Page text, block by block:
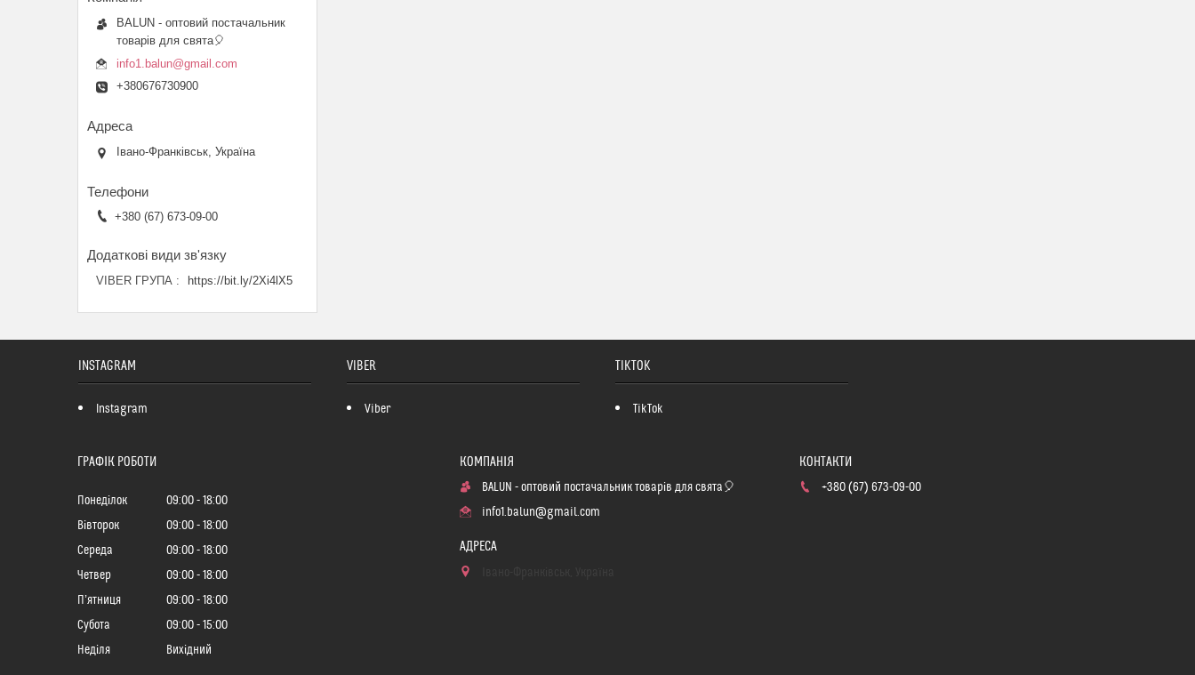
BALUN - оптовий постачальник
товарів для свята🎈
info1.balun@gmail.com
+380676730900
Івано-Франківськ, Україна
+380 (67) 673-09-00
VIBER ГРУПА https://bit.ly/2Xi4lX5
INSTAGRAM
Instagram
VIBER
Viber
TIKTOK
TikTok
ГРАФІК РОБОТИ
Понеділок 09:00
18:00
Вівторок
09:00
18:00
Середа
09:00
18:00
Четвер
09:00
18:00
Пʼятниця
09:00
18:00
Субота
09:00
15:00
Неділя
Вихідний
BALUN - оптовий постачальник товарів для свята🎈
info1.balun@gmail.com
+380 (67) 673-09-00